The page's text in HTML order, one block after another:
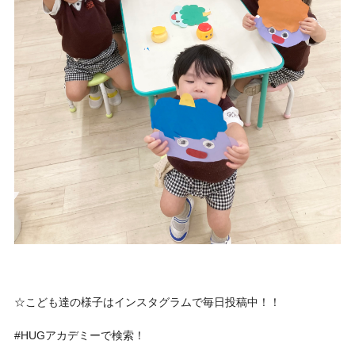
☆こども達の様子はインスタグラムで毎日投稿中！！
#HUGアカデミーで検索！